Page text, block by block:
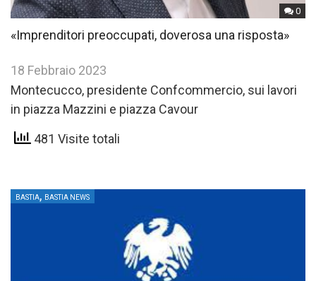
0
«Imprenditori preoccupati, doverosa una risposta»
18 Febbraio 2023
Montecucco, presidente Confcommercio, sui lavori
in piazza Mazzini e piazza Cavour
481 Visite totali
BASTIA, BASTIA NEWS